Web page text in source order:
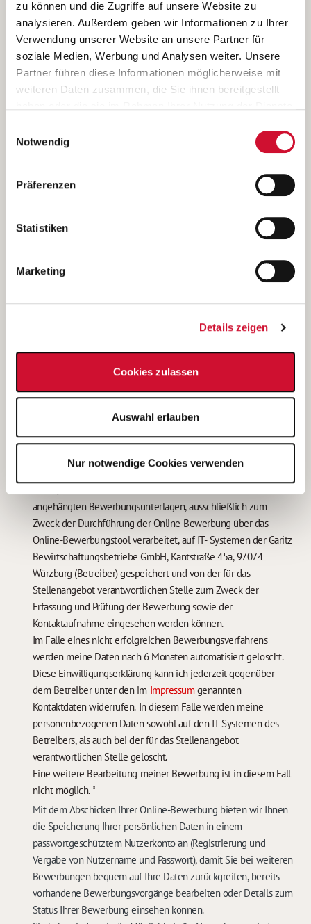
zu können und die Zugriffe auf unsere Website zu
analysieren. Außerdem geben wir Informationen zu Ihrer
Verwendung unserer Website an unsere Partner für
soziale Medien, Werbung und Analysen weiter. Unsere
Partner führen diese Informationen möglicherweise mit
weiteren Daten zusammen, die Sie ihnen bereitgestellt
Wenn Sie auf „Cookies zulassen“ klicken, so stimmen
Sie der Speicherung sämtlicher Cookies zu. Sie können
Ihre Einwilligung selbstverständlich jederzeit widerrufen,
indem Sie die Cookie-Einstellungen aufrufen und diese
unserer
Notwendig
Präferenzen
Statistiken
Marketing
Details zeigen
Cookies zulassen
Auswahl erlauben
Nur notwendige Cookies verwenden
Falls "Sonstiges" angekreuzt:
Anhänge
Anhang 1
.pdf, .PDF, doc(x), DOC(x), png, PNG, jpg/jpeg, JPG/JPEG
Anhang 2
.pdf, .PDF, doc(x), DOC(x), png, PNG, jpg/jpeg, JPG/JPEG
Anhang 3
Anhang 4
Mit * markierte Felder müssen ausgefüllt werden.
Ich bin damit einverstanden, dass meine personenbezogenen
angehängten Bewerbungsunterlagen, ausschließlich zum
Zweck der Durchführung der Online-Bewerbung über das
Online-Bewerbungstool verarbeitet, auf IT- Systemen der Garitz
Bewirtschaftungsbetriebe GmbH, Kantstraße 45a, 97074
Würzburg (Betreiber) gespeichert und von der für das
Stellenangebot verantwortlichen Stelle zum Zweck der
Erfassung und Prüfung der Bewerbung sowie der
Kontaktaufnahme eingesehen werden können.
Im Falle eines nicht erfolgreichen Bewerbungsverfahrens
werden meine Daten nach 6 Monaten automatisiert gelöscht.
Diese Einwilligungserklärung kann ich jederzeit gegenüber
dem Betreiber unter den im Impressumgenannten
Kontaktdaten widerrufen. In diesem Falle werden meine
personenbezogenen Daten sowohl auf den IT-Systemen des
Betreibers, als auch bei der für das Stellenangebot
verantwortlichen Stelle gelöscht.
Eine weitere Bearbeitung meiner Bewerbung ist in diesem Fall
nicht möglich.*
Mit dem Abschicken Ihrer Online-Bewerbung bieten wir Ihnen
die Speicherung Ihrer persönlichen Daten in einem
passwortgeschütztem Nutzerkonto an (Registrierung und
Vergabe von Nutzername und Passwort), damit Sie bei weiteren
Bewerbungen bequem auf Ihre Daten zurückgreifen, bereits
vorhandene Bewerbungsvorgänge bearbeiten oder Details zum
Status Ihrer Bewerbung einsehen können.